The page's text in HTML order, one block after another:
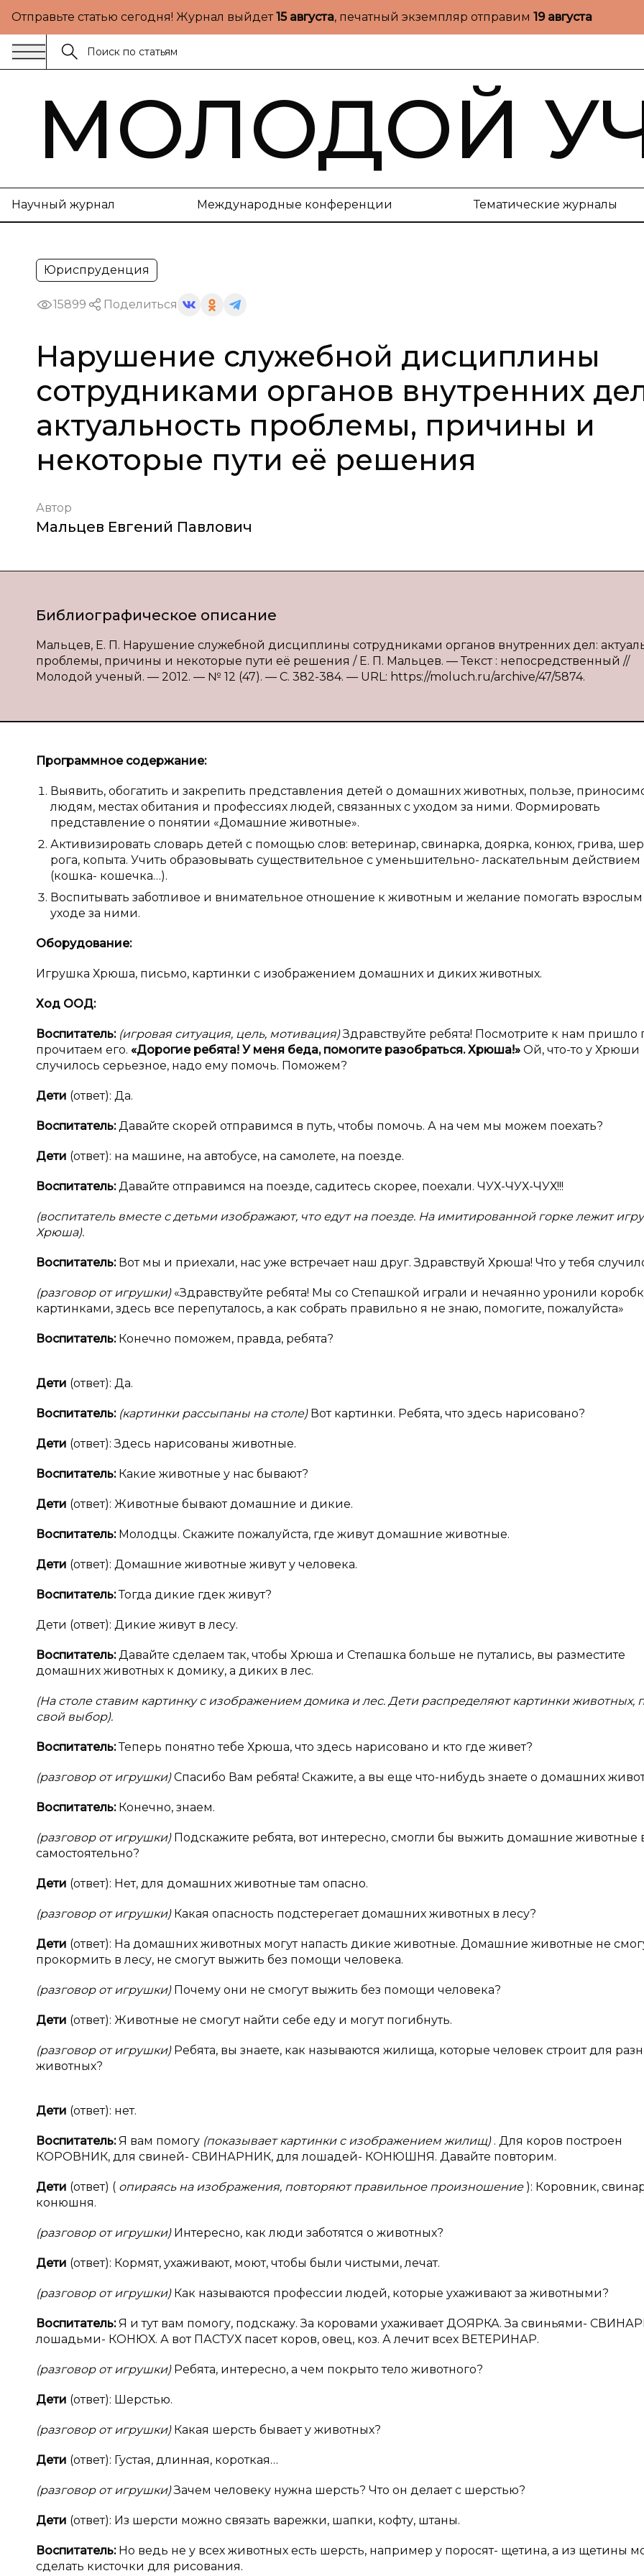
Отправьте статью сегодня! Журнал выйдет15 августа, печатный экземпляр отправим 19 августа
МОЛОДОЙ
Научный журнал Международные конференции Тематические журналы
Юриспруденция
15899 Поделиться
Нарушение служебной дисциплины
сотрудниками органов внутренних
актуальность проблемы, причины и
некоторые пути её решения
Автор
Мальцев Евгений Павлович
Библиографическое описание
Мальцев, Е. П. Нарушение служебной дисциплины сотрудниками органов внутренних дел:
проблемы, причины и некоторые пути её решения / Е. П. Мальцев. — Текст : непосредственный //
Молодой ученый. — 2012. — № 12 (47). — С. 382-384. — URL: https://moluch.ru/archive/47/5874.
Программное содержание:
Выявить, обогатить и закрепить представления детей о домашних животных, пользе,
людям, местах обитания и профессиях людей, связанных с уходом за ними. Формировать
представление о понятии «Домашние животные».
Активизировать словарь детей с помощью слов: ветеринар, свинарка, доярка, конюх, грива,
рога, копыта. Учить образовывать существительное с уменьшительно- ласкательным действием
(кошка- кошечка…).
Воспитывать заботливое и внимательное отношение к животным и желание помогать взрослым
уходе за ними.
Оборудование:
Игрушка Хрюша, письмо, картинки с изображением домашних и диких животных.
Ход ООД:
Воспитатель: (игровая ситуация, цель, мотивация)Здравствуйте ребята! Посмотрите к нам пришло
прочитаем его. «Дорогие ребята! У меня беда, помогите разобраться. Хрюша!» Ой, что-то у Хрюши
случилось серьезное, надо ему помочь. Поможем?
Дети (ответ): Да.
Воспитатель:Давайте скорей отправимся в путь, чтобы помочь. А на чем мы можем поехать?
Дети (ответ): на машине, на автобусе, на самолете, на поезде.
Воспитатель:Давайте отправимся на поезде, садитесь скорее, поехали. ЧУХ-ЧУХ-ЧУХ!!!
(воспитатель вместе с детьми изображают, что едут на поезде. На имитированной горке лежит
Хрюша).
Воспитатель: Вот мы и приехали, нас уже встречает наш друг. Здравствуй Хрюша! Что у тебя
(разговор от игрушки) «Здравствуйте ребята! Мы со Степашкой играли и нечаянно уронили
картинками, здесь все перепуталось, а как собрать правильно я не знаю, помогите, пожалуйста»
Воспитатель: Конечно поможем, правда, ребята?
Дети (ответ): Да.
Воспитатель: (картинки рассыпаны на столе) Вот картинки. Ребята, что здесь нарисовано?
Дети (ответ): Здесь нарисованы животные.
Воспитатель: Какие животные у нас бывают?
Дети (ответ): Животные бывают домашние и дикие.
Воспитатель: Молодцы. Скажите пожалуйста, где живут домашние животные.
Дети (ответ): Домашние животные живут у человека.
Воспитатель:Тогда дикие гдек живут?
Дети (ответ): Дикие живут в лесу.
Воспитатель:Давайте сделаем так, чтобы Хрюша и Степашка больше не путались, вы разместите
домашних животных к домику, а диких в лес.
(На столе ставим картинку с изображением домика и лес. Дети распределяют картинки животных,
свой выбор).
Воспитатель:Теперь понятно тебе Хрюша, что здесь нарисовано и кто где живет?
(разговор от игрушки)Спасибо Вам ребята! Скажите, а вы еще что-нибудь знаете о домашних
Воспитатель: Конечно, знаем.
(разговор от игрушки) Подскажите ребята, вот интересно, смогли бы выжить домашние животные
самостоятельно?
Дети (ответ): Нет, для домашних животные там опасно.
(разговор от игрушки) Какая опасность подстерегает домашних животных в лесу?
Дети (ответ): На домашних животных могут напасть дикие животные. Домашние животные не
прокормить в лесу, не смогут выжить без помощи человека.
(разговор от игрушки) Почему они не смогут выжить без помощи человека?
Дети (ответ): Животные не смогут найти себе еду и могут погибнуть.
(разговор от игрушки) Ребята, вы знаете, как называются жилища, которые человек строит для
животных?
Дети (ответ): нет.
Воспитатель:Я вам помогу (показывает картинки с изображением жилищ) . Для коров построен
КОРОВНИК, для свиней- СВИНАРНИК, для лошадей- КОНЮШНЯ. Давайте повторим.
Дети (ответ) ( опираясь на изображения, повторяют правильное произношение ): Коровник,
конюшня.
(разговор от игрушки) Интересно, как люди заботятся о животных?
Дети (ответ): Кормят, ухаживают, моют, чтобы были чистыми, лечат.
(разговор от игрушки) Как называются профессии людей, которые ухаживают за животными?
Воспитатель:Я и тут вам помогу, подскажу. За коровами ухаживает ДОЯРКА. За свиньями-
лошадьми- КОНЮХ. А вот ПАСТУХ пасет коров, овец, коз. А лечит всех ВЕТЕРИНАР.
(разговор от игрушки) Ребята, интересно, а чем покрыто тело животного?
Дети (ответ): Шерстью.
(разговор от игрушки) Какая шерсть бывает у животных?
Дети (ответ): Густая, длинная, короткая…
(разговор от игрушки)Зачем человеку нужна шерсть? Что он делает с шерстью?
Дети (ответ): Из шерсти можно связать варежки, шапки, кофту, штаны.
Воспитатель: Но ведь не у всех животных есть шерсть, например у поросят- щетина, а из щетины
сделать кисточки для рисования.